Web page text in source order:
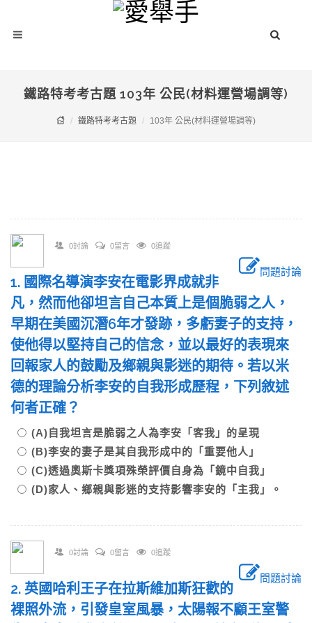
鐵路特考考古題 103年 公民(材料運營場調等)
鐵路特考考古題 103年 公民(材料運營場調等)
0討論 0留言 0追蹤
問題討論
1. 國際名導演李安在電影界成就非
凡，然而他卻坦言自己本質上是個脆弱之人，
早期在美國沉潛6年才發跡，多虧妻子的支持，
使他得以堅持自己的信念，並以最好的表現來
回報家人的鼓勵及鄉親與影迷的期待。若以米
德的理論分析李安的自我形成歷程，下列敘述
何者正確？
(A)自我坦言是脆弱之人為李安「客我」的呈現
(B)李安的妻子是其自我形成中的「重要他人」
(C)透過奧斯卡獎項殊榮評價自身為「鏡中自我」
(D)家人、鄉親與影迷的支持影響李安的「主我」。
0討論 0留言 0追蹤
問題討論
2. 英國哈利王子在拉斯維加斯狂歡的
裸照外流，引發皇室風暴，太陽報不顧王室警